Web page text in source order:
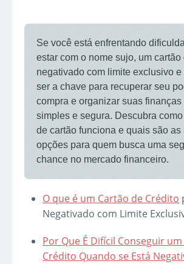
Se você está enfrentando
estar com o nome sujo, um cartão
negativado com limite exclusivo
ser a chave para recuperar seu
compra e organizar suas finanças
simples e segura. Descubra
de cartão funciona e quais são as
opções para quem busca uma
chance no mercado financeiro.
O que é um Cartão de Crédito
Negativado com Limite
Por Que É Difícil Conseguir
Crédito Quando se Está